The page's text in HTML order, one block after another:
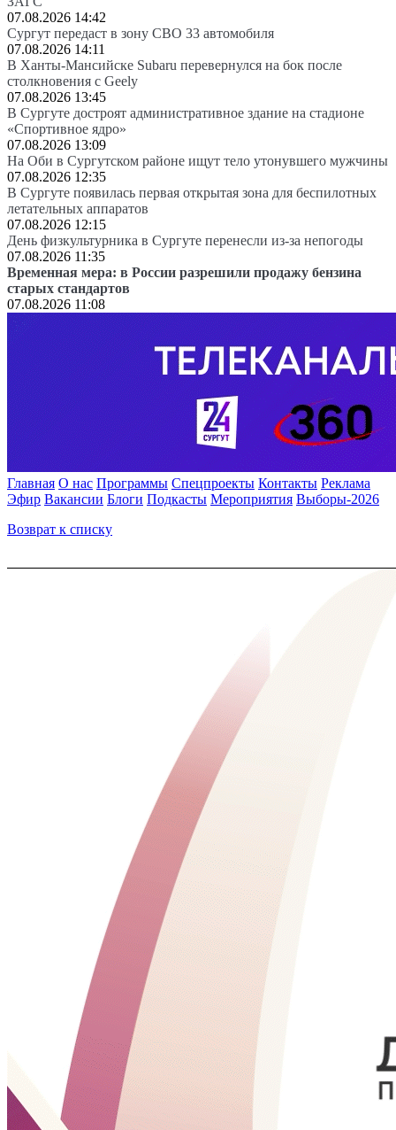
07.08.2026 14:42
Сургут передаст в зону СВО 33 автомобиля
07.08.2026 14:11
В Ханты-Мансийске Subaru перевернулся на бок после
столкновения с Geely
07.08.2026 13:45
В Сургуте достроят административное здание на стадионе
«Спортивное ядро»
07.08.2026 13:09
На Оби в Сургутском районе ищут тело утонувшего мужчины
07.08.2026 12:35
В Сургуте появилась первая открытая зона для беспилотных
летательных аппаратов
07.08.2026 12:15
День физкультурника в Сургуте перенесли из-за непогоды
07.08.2026 11:35
Временная мера: в России разрешили продажу бензина
старых стандартов
07.08.2026 11:08
Главная О нас Программы Спецпроекты Контакты Реклама
Эфир Вакансии Блоги Подкасты Мероприятия Выборы-2026
Возврат к списку